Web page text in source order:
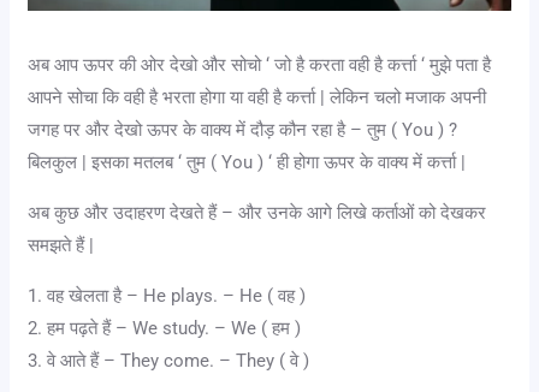
अब आप ऊपर की ओर देखो और सोचो ‘ जो है करता वही है कर्त्ता ‘ मुझे पता है
आपने सोचा कि वही है भरता होगा या वही है कर्त्ता | लेकिन चलो मजाक अपनी
जगह पर और देखो ऊपर के वाक्य में दौड़ कौन रहा है – तुम ( You ) ?
बिलकुल | इसका मतलब ‘ तुम ( You ) ‘ ही होगा ऊपर के वाक्य में कर्त्ता |
अब कुछ और उदाहरण देखते हैं – और उनके आगे लिखे कर्ताओं को देखकर
समझते हैं |
1. वह खेलता है – He plays. – He ( वह )
2. हम पढ़ते हैं – We study. – We ( हम )
3. वे आते हैं – They come. – They ( वे )